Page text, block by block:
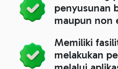
penyusunan
maupun non
Memiliki
melakukan